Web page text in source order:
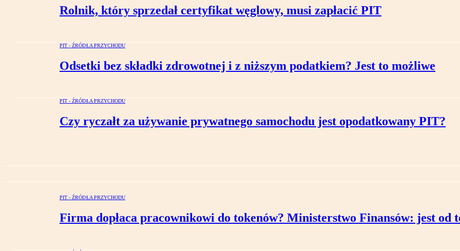
Rolnik, który sprzedał certyfikat węglowy, musi zapłacić PIT
PIT - ŹRÓDŁA PRZYCHODU
Odsetki bez składki zdrowotnej i z niższym podatkiem? Jest to możliwe
PIT - ŹRÓDŁA PRZYCHODU
Czy ryczałt za używanie prywatnego samochodu jest opodatkowany PIT?
PIT - ŹRÓDŁA PRZYCHODU
Firma dopłaca pracownikowi do tokenów? Ministerstwo Finansów: jest od